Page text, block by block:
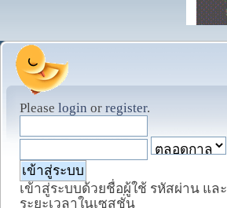
Please login or register.
เข้าสู่ระบบด้วยชื่อผู้ใช้ รหัสผ่าน และ
ระยะเวลาในเซสชั่น